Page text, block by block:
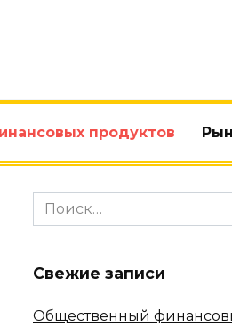
продуктов
Search
for:
Свежие записи
Общественный